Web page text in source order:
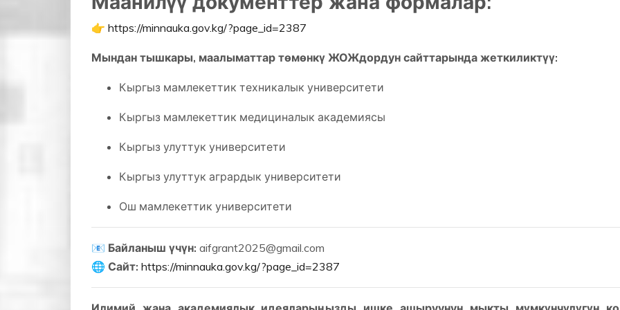
👉 https://minnauka.gov.kg/?page_id=2387
Мындан тышкары, маалыматтар төмөнкү ЖОЖдордун сайттарында жеткиликтүү:
Кыргыз мамлекеттик техникалык университети
Кыргыз мамлекеттик медициналык академиясы
Кыргыз улуттук университети
Кыргыз улуттук агрардык университети
Ош мамлекеттик университети
📧 Байланыш үчүн: aifgrant2025@gmail.com
🌐 Сайт: https://minnauka.gov.kg/?page_id=2387